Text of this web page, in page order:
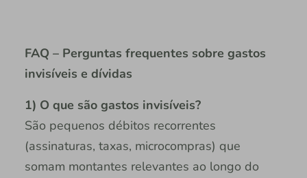
FAQ – Perguntas frequentes sobre gastos
invisíveis e dívidas
1) O que são gastos invisíveis?
São pequenos débitos recorrentes
(assinaturas, taxas, microcompras) que
somam montantes relevantes ao longo do